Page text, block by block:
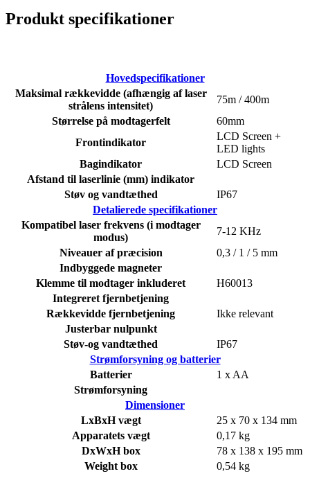
Produkt specifikationer
Hovedspecifikationer
Maksimal rækkevidde (afhængig af laser
strålens intensitet)
75m / 400m
Størrelse på modtagerfelt
60mm
Frontindikator
LCD Screen +
LED lights
Bagindikator
LCD Screen
Afstand til laserlinie (mm) indikator
Støv og vandtæthed
IP67
Detalierede specifikationer
Kompatibel laser frekvens (i modtager
modus)
7-12 KHz
Niveauer af præcision
0,3 / 1 / 5 mm
Indbyggede magneter
Klemme til modtager inkluderet
H60013
Integreret fjernbetjening
Rækkevidde fjernbetjening
Ikke relevant
Justerbar nulpunkt
Støv-og vandtæthed
IP67
Strømforsyning og batterier
Batterier
1 x AA
Strømforsyning
Dimensioner
LxBxH vægt
25 x 70 x 134 mm
Apparatets vægt
0,17 kg
DxWxH box
78 x 138 x 195 mm
Weight box
0,54 kg